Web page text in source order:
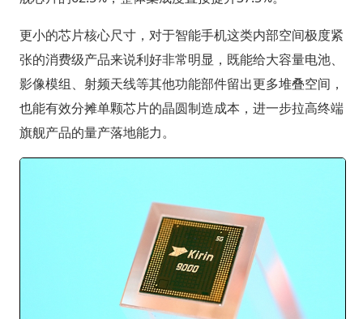
更小的芯片核心尺寸，对于智能手机这类内部空间极度紧
张的消费级产品来说利好非常明显，既能给大容量电池、
影像模组、射频天线等其他功能部件留出更多堆叠空间，
也能有效分摊单颗芯片的晶圆制造成本，进一步拉高终端
旗舰产品的量产落地能力。